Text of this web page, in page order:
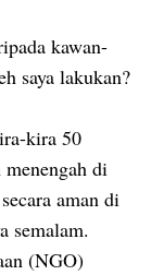
kawan-
saya lakukan?
kira 50
menengah di
aman di
semalam.
(NGO)